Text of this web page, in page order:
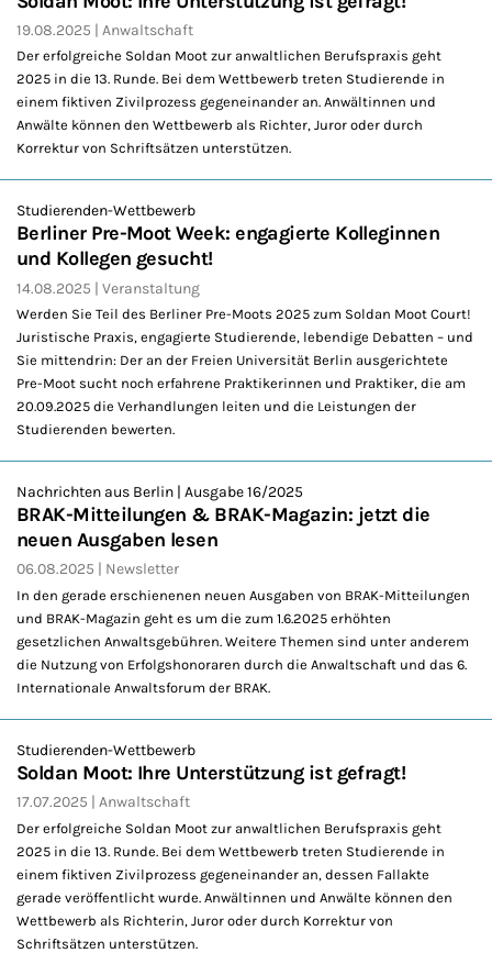
19.08.2025 Anwaltschaft
Der erfolgreiche Soldan Moot zur anwaltlichen Berufspraxis geht
2025 in die 13. Runde. Bei dem Wettbewerb treten Studierende in
einem fiktiven Zivilprozess gegeneinander an. Anwältinnen und
Anwälte können den Wettbewerb als Richter, Juror oder durch
Korrektur von Schriftsätzen unterstützen.
Studierenden-Wettbewerb
Berliner Pre-Moot Week: engagierte Kolleginnen
und Kollegen gesucht!
14.08.2025 Veranstaltung
Werden Sie Teil des Berliner Pre-Moots 2025 zum Soldan Moot Court!
Juristische Praxis, engagierte Studierende, lebendige Debatten – und
Sie mittendrin: Der an der Freien Universität Berlin ausgerichtete
Pre-Moot sucht noch erfahrene Praktikerinnen und Praktiker, die am
20.09.2025 die Verhandlungen leiten und die Leistungen der
Studierenden bewerten.
Nachrichten aus Berlin | Ausgabe 16/2025
BRAK-Mitteilungen & BRAK-Magazin: jetzt die
neuen Ausgaben lesen
06.08.2025 Newsletter
In den gerade erschienenen neuen Ausgaben von BRAK-Mitteilungen
und BRAK-Magazin geht es um die zum 1.6.2025 erhöhten
gesetzlichen Anwaltsgebühren. Weitere Themen sind unter anderem
die Nutzung von Erfolgshonoraren durch die Anwaltschaft und das 6.
Internationale Anwaltsforum der BRAK.
Studierenden-Wettbewerb
Soldan Moot: Ihre Unterstützung ist gefragt!
17.07.2025 Anwaltschaft
Der erfolgreiche Soldan Moot zur anwaltlichen Berufspraxis geht
2025 in die 13. Runde. Bei dem Wettbewerb treten Studierende in
einem fiktiven Zivilprozess gegeneinander an, dessen Fallakte
gerade veröffentlicht wurde. Anwältinnen und Anwälte können den
Wettbewerb als Richterin, Juror oder durch Korrektur von
Schriftsätzen unterstützen.